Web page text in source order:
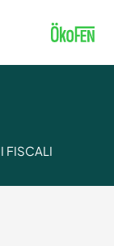
FISCALI